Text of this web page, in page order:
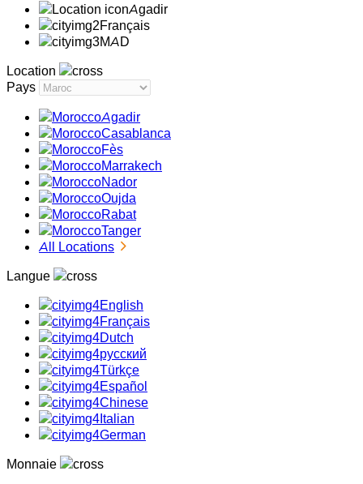
Agadir
Français
MAD
Location
Pays
Agadir
Casablanca
Fès
Marrakech
Nador
Oujda
Rabat
Tanger
All Locations
Langue
English
Français
Dutch
русский
Türkçe
Español
Chinese
Italian
German
Monnaie